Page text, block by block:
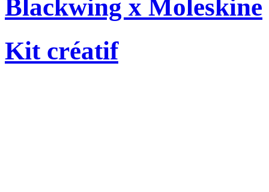
Blackwing x Moleskine
Kit créatif